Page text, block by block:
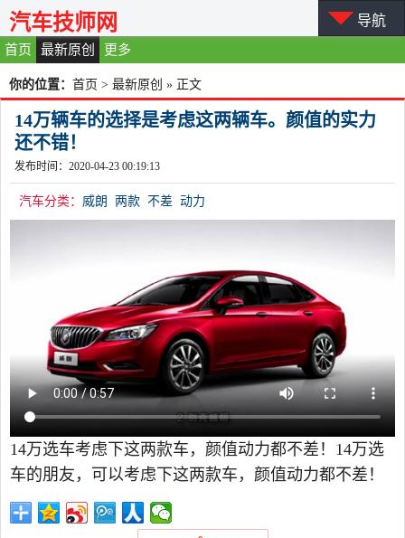
首页 最新原创 更多
汽车技师网 导航
你的位置： 首页 > 最新原创 » 正文
14万辆车的选择是考虑这两辆车。颜值的实力
还不错！
发布时间：2020-04-23 00:19:13
汽车分类： 威朗 两款 不差 动力
14万选车考虑下这两款车，颜值动力都不差！14万选
车的朋友，可以考虑下这两款车，颜值动力都不差！